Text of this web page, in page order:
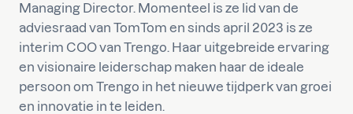
Managing Director. Momenteel is ze lid van de
adviesraad van TomTom en sinds april 2023 is ze
interim COO van Trengo. Haar uitgebreide ervaring
en visionaire leiderschap maken haar de ideale
persoon om Trengo in het nieuwe tijdperk van groei
en innovatie in te leiden.